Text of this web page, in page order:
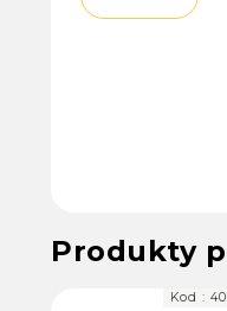
Produkty
Kod :